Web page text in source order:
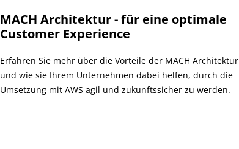
MACH Architektur - für eine optimale
Customer Experience
Erfahren Sie mehr über die Vorteile der MACH Architektur
und wie sie Ihrem Unternehmen dabei helfen, durch die
Umsetzung mit AWS agil und zukunftssicher zu werden.